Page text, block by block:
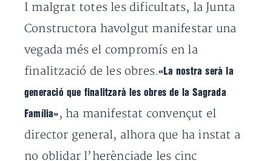
I malgrat totes les dificultats, la Junta
Constructora havolgut manifestar una
vegada més el compromís en la
finalització de les obres.«La nostra serà la
generació que finalitzarà les obres de la Sagrada
Família» , ha manifestat convençut el
director general, alhora que ha instat a
no oblidar l’herènciade les cinc